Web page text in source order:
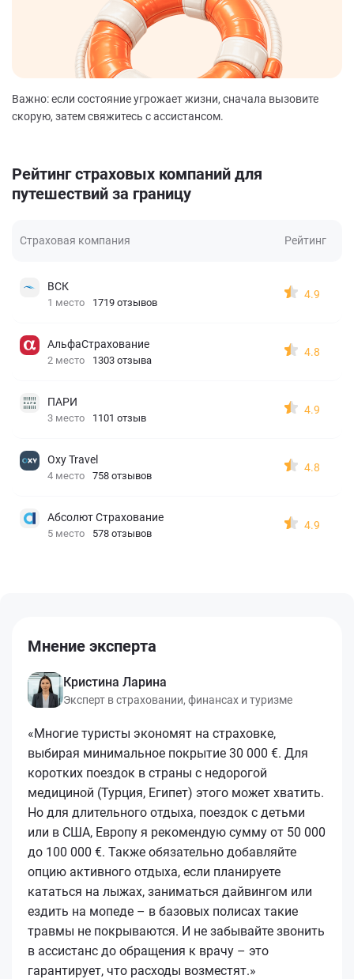
Важно: если состояние угрожает жизни, сначала вызовите
скорую, затем свяжитесь с ассистансом.
Рейтинг страховых компаний для
путешествий за границу
Страховая компания Рейтинг
ВСК
1 место 1719 отзывов
4.9
АльфаСтрахование
2 место 1303 отзыва
4.8
ПАРИ
3 место 1101 отзыв
4.9
Oxy Travel
4 место 758 отзывов
4.8
Абсолют Страхование
5 место 578 отзывов
4.9
Мнение эксперта
Кристина Ларина
Эксперт в страховании, финансах и туризме
«Многие туристы экономят на страховке,
выбирая минимальное покрытие 30 000 €. Для
коротких поездок в страны с недорогой
медициной (Турция, Египет) этого может хватить.
Но для длительного отдыха, поездок с детьми
или в США, Европу я рекомендую сумму от 50 000
до 100 000 €. Также обязательно добавляйте
опцию активного отдыха, если планируете
кататься на лыжах, заниматься дайвингом или
ездить на мопеде – в базовых полисах такие
травмы не покрываются. И не забывайте звонить
в ассистанс до обращения к врачу – это
гарантирует, что расходы возместят.»